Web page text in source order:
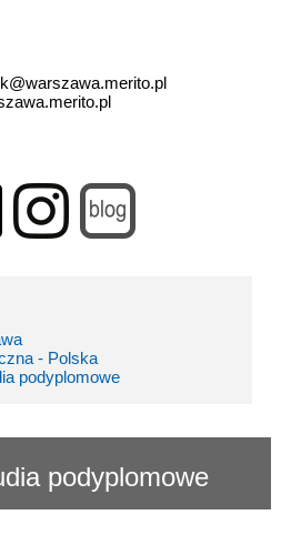
- Polska
podyplomowe
podyplomowe